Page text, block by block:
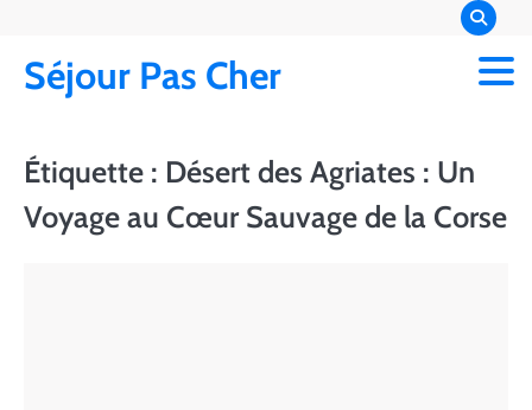
content
Séjour Pas Cher
Étiquette : Désert des Agriates : Un
Voyage au Cœur Sauvage de la Corse